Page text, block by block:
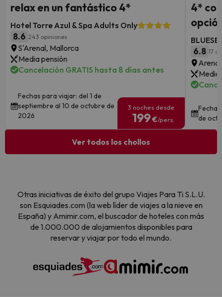
relax en un fantástico 4*
Hotel Torre Azul & Spa Adults Only
8.6 243 opiniones
S'Arenal, Mallorca
Media pensión
Cancelación GRATIS hasta 8 días antes
Fechas para viajar: del 1 de
septiembre al 10 de octubre de
2026
3 noches desde
199€/pers.
4*
6.8 17
Media
de
Ver todos los chollos
Otras iniciativas de éxito del grupo Viajes Para Ti S.L.U.
son Esquiades.com (la web líder de viajes a la nieve en
España) y Amimir.com, el buscador de hoteles con más
de 1.000.000 de alojamientos disponibles para
reservar y viajar por todo el mundo.